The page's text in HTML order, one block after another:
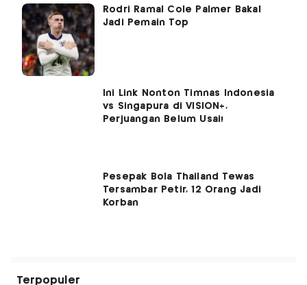
Rodri Ramal Cole Palmer Bakal
Jadi Pemain Top
Ini Link Nonton Timnas Indonesia
vs Singapura di VISION+,
Perjuangan Belum Usai!
Pesepak Bola Thailand Tewas
Tersambar Petir, 12 Orang Jadi
Korban
Terpopuler